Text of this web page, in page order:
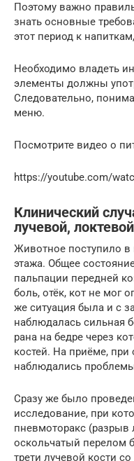
Поэтому важно
знать основные
этот период к
Необходимо владеть
элементы должны
Следовательно,
меню.
Посмотрите видео о
https://youtube.com/
Клинический
лучевой,
Животное поступило в
этажа. Общее
пальпации передней
боль, отёк, кот не мог
же ситуация была и с
наблюдалась сильная
рана на бедре через
костей. На приёме,
наблюдались
Сразу же было
исследование, при
пневмоторакс (разрыв
оскольчатый перелом
трети лучевой кости